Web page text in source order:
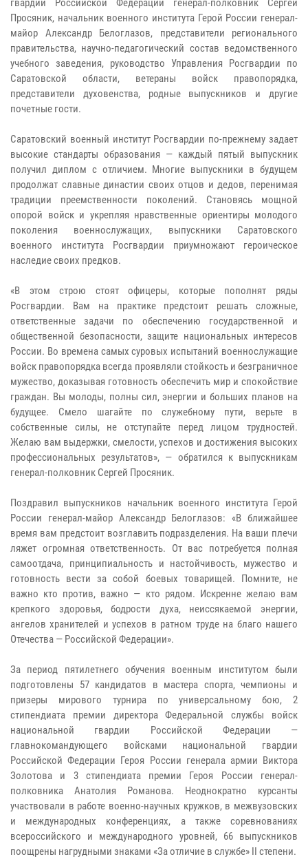
гвардии Российской Федерации генерал-полковник Сергей
Просяник, начальник военного института Герой России генерал-
майор Александр Белоглазов, представители регионального
правительства, научно-педагогический состав ведомственного
учебного заведения, руководство Управления Росгвардии по
Саратовской области, ветераны войск правопорядка,
представители духовенства, родные выпускников и другие
почетные гости.
Саратовский военный институт Росгвардии по-прежнему задает
высокие стандарты образования — каждый пятый выпускник
получил диплом с отличием. Многие выпускники в будущем
продолжат славные династии своих отцов и дедов, перенимая
традиции преемственности поколений. Становясь мощной
опорой войск и укрепляя нравственные ориентиры молодого
поколения военнослужащих, выпускники Саратовского
военного института Росгвардии приумножают героическое
наследие своих предков.
«В этом строю стоят офицеры, которые пополнят ряды
Росгвардии. Вам на практике предстоит решать сложные,
ответственные задачи по обеспечению государственной и
общественной безопасности, защите национальных интересов
России. Во времена самых суровых испытаний военнослужащие
войск правопорядка всегда проявляли стойкость и безграничное
мужество, доказывая готовность обеспечить мир и спокойствие
граждан. Вы молоды, полны сил, энергии и больших планов на
будущее. Смело шагайте по служебному пути, верьте в
собственные силы, не отступайте перед лицом трудностей.
Желаю вам выдержки, смелости, успехов и достижения высоких
профессиональных результатов», — обратился к выпускникам
генерал-полковник Сергей Просяник.
Поздравил выпускников начальник военного института Герой
России генерал-майор Александр Белоглазов: «В ближайшее
время вам предстоит возглавить подразделения. На ваши плечи
ляжет огромная ответственность. От вас потребуется полная
самоотдача, принципиальность и настойчивость, мужество и
готовность вести за собой боевых товарищей. Помните, не
важно кто против, важно — кто рядом. Искренне желаю вам
крепкого здоровья, бодрости духа, неиссякаемой энергии,
ангелов хранителей и успехов в ратном труде на благо нашего
Отечества — Российской Федерации».
За период пятилетнего обучения военным институтом были
подготовлены 57 кандидатов в мастера спорта, чемпионы и
призеры мирового турнира по универсальному бою, 2
стипендиата премии директора Федеральной службы войск
национальной гвардии Российской Федерации —
главнокомандующего войсками национальной гвардии
Российской Федерации Героя России генерала армии Виктора
Золотова и 3 стипендиата премии Героя России генерал-
полковника Анатолия Романова. Неоднократно курсанты
участвовали в работе военно-научных кружков, в межвузовских
и международных конференциях, а также соревнованиях
всероссийского и международного уровней, 66 выпускников
поощрены нагрудными знаками «За отличие в службе» II степени.